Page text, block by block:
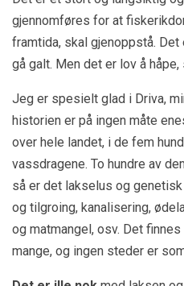
gjennomføres for at
framtida, skal gjenoppstå.
gå galt. Men det er lov å
Jeg er spesielt glad i Driva,
historien er på ingen måte
over hele landet, i de fem
vassdragene. To hundre av
så er det lakselus og
og tilgroing, kanalisering,
og matmangel, osv. Det
mange, og ingen steder er